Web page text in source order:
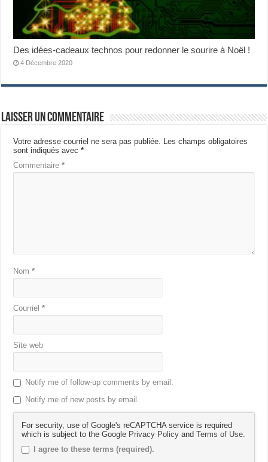
Des idées-cadeaux technos pour redonner le sourire à Noël !
4 Décembre 2020
Laisser un commentaire
Votre adresse courriel ne sera pas publiée. Les champs obligatoires
sont indiqués avec*
Commentaire*
Nom*
Courriel*
Site web
Notify me of follow-up comments by email.
Notify me of new posts by email.
For security, use of Google's reCAPTCHA service is required
which is subject to the Google Privacy Policy andTerms of Use.
I agree to these terms (required).